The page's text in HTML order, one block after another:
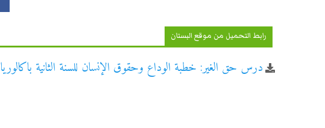
رابط التحميل من موقع البستان
درس حق الغير: خطبة الوداع وحقوق الإنسان للسنة الثانية باكالوريا